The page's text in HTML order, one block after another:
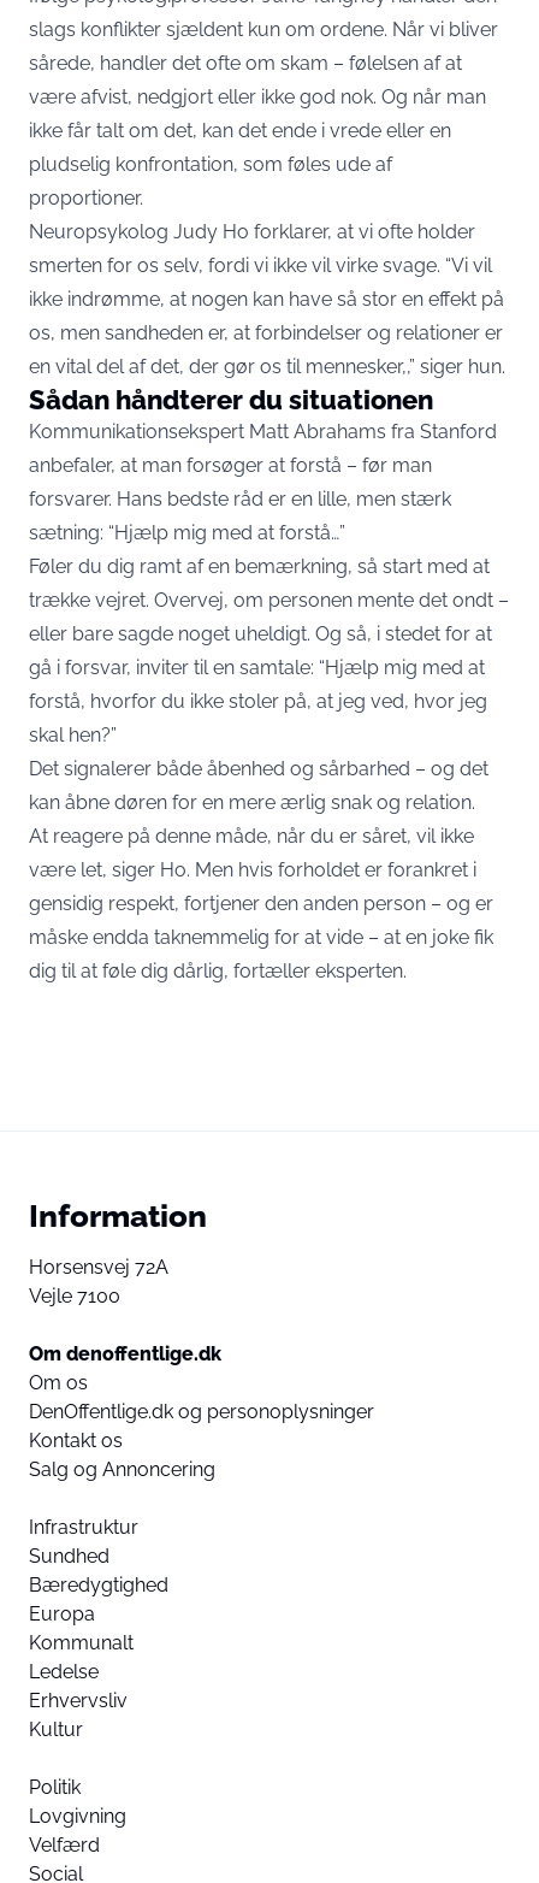
slags konflikter sjældent kun om ordene. Når vi bliver
sårede, handler det ofte om skam – følelsen af at
være afvist, nedgjort eller ikke god nok. Og når man
ikke får talt om det, kan det ende i vrede eller en
pludselig konfrontation, som føles ude af
proportioner.
Neuropsykolog Judy Ho forklarer, at vi ofte holder
smerten for os selv, fordi vi ikke vil virke svage. “Vi vil
ikke indrømme, at nogen kan have så stor en effekt på
os, men sandheden er, at forbindelser og relationer er
en vital del af det, der gør os til mennesker,,” siger hun.
Sådan håndterer du situationen
Kommunikationsekspert Matt Abrahams fra Stanford
anbefaler, at man forsøger at forstå – før man
forsvarer. Hans bedste råd er en lille, men stærk
sætning: “Hjælp mig med at forstå…”
Føler du dig ramt af en bemærkning, så start med at
trække vejret. Overvej, om personen mente det ondt –
eller bare sagde noget uheldigt. Og så, i stedet for at
gå i forsvar, inviter til en samtale: “Hjælp mig med at
forstå, hvorfor du ikke stoler på, at jeg ved, hvor jeg
skal hen?”
Det signalerer både åbenhed og sårbarhed – og det
kan åbne døren for en mere ærlig snak og relation.
At reagere på denne måde, når du er såret, vil ikke
være let, siger Ho. Men hvis forholdet er forankret i
gensidig respekt, fortjener den anden person – og er
måske endda taknemmelig for at vide – at en joke fik
dig til at føle dig dårlig, fortæller eksperten.
Information
Horsensvej 72A
Vejle 7100
Om denoffentlige.dk
Om os
DenOffentlige.dk og personoplysninger
Kontakt os
Salg og Annoncering
Infrastruktur
Sundhed
Bæredygtighed
Europa
Kommunalt
Ledelse
Erhvervsliv
Kultur
Politik
Lovgivning
Velfærd
Social